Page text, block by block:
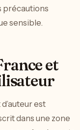
précautions
sensible.
et
est
dans une zone